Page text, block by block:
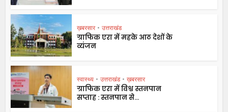
ख़बरसार • उत्तराखंड
ग्राफिक एरा में महके आठ देशों के
व्यंजन
स्वास्थ्य • उत्तराखंड • ख़बरसार
ग्राफिक एरा में विश्व स्तनपान
सप्ताह : स्तनपान से...